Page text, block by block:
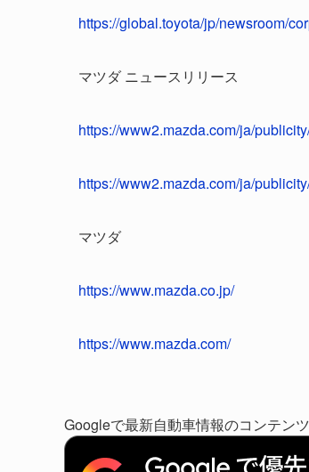
https://global.toyota/jp/newsroom/
マツダ ニュースリリース
https://www2.mazda.com/ja/
https://www2.mazda.com/ja/
マツダ
https://www.mazda.co.jp/
https://www.mazda.com/
Googleで最新自動車情報のコンテン